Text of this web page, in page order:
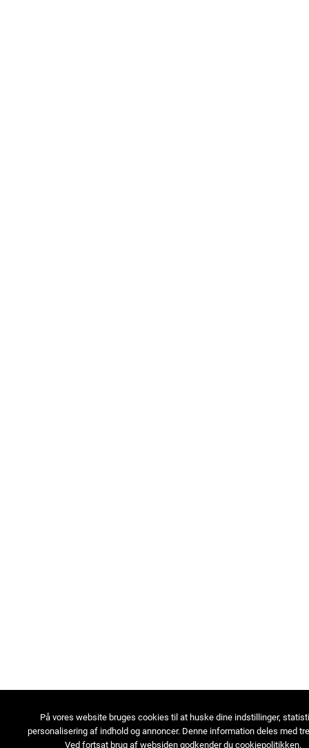
På vores website bruges cookies til at huske dine indstillinger,
personalisering af indhold og annoncer. Denne information deles med
Ved fortsat brug af websiden godkender du cookiepolitikken.